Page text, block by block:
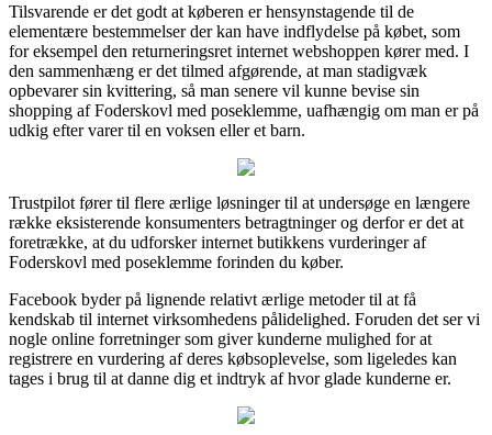
Tilsvarende er det godt at køberen er hensynstagende til de
elementære bestemmelser der kan have indflydelse på købet, som
for eksempel den returneringsret internet webshoppen kører med. I
den sammenhæng er det tilmed afgørende, at man stadigvæk
opbevarer sin kvittering, så man senere vil kunne bevise sin
shopping af Foderskovl med poseklemme, uafhængig om man er på
udkig efter varer til en voksen eller et barn.
Trustpilot fører til flere ærlige løsninger til at undersøge en længere
række eksisterende konsumenters betragtninger og derfor er det at
foretrække, at du udforsker internet butikkens vurderinger af
Foderskovl med poseklemme forinden du køber.
Facebook byder på lignende relativt ærlige metoder til at få
kendskab til internet virksomhedens pålidelighed. Foruden det ser vi
nogle online forretninger som giver kunderne mulighed for at
registrere en vurdering af deres købsoplevelse, som ligeledes kan
tages i brug til at danne dig et indtryk af hvor glade kunderne er.